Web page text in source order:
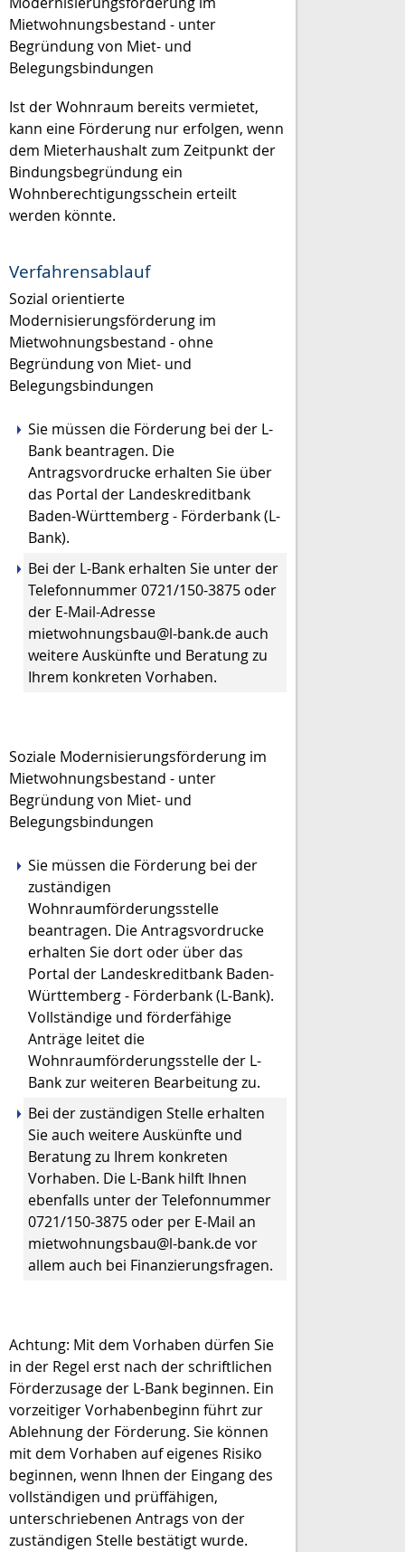
Mietwohnungsbestand - unter
Begründung von Miet- und
Belegungsbindungen
Ist der Wohnraum bereits vermietet,
kann eine Förderung nur erfolgen, wenn
dem Mieterhaushalt zum Zeitpunkt der
Bindungsbegründung ein
Wohnberechtigungsschein erteilt
werden könnte.
Verfahrensablauf
Sozial orientierte
Modernisierungsförderung im
Mietwohnungsbestand - ohne
Begründung von Miet- und
Belegungsbindungen
Sie müssen die Förderung bei der L-
Bank beantragen. Die
Antragsvordrucke erhalten Sie über
das Portal der Landeskreditbank
Baden-Württemberg - Förderbank (L-
Bank).
Bei der L-Bank erhalten Sie unter der
Telefonnummer 0721/150-3875 oder
der E-Mail-Adresse
mietwohnungsbau@l-bank.de auch
weitere Auskünfte und Beratung zu
Ihrem konkreten Vorhaben.
Soziale Modernisierungsförderung im
Mietwohnungsbestand - unter
Begründung von Miet- und
Belegungsbindungen
Sie müssen die Förderung bei der
zuständigen
Wohnraumförderungsstelle
beantragen. Die Antragsvordrucke
erhalten Sie dort oder über das
Portal der Landeskreditbank Baden-
Württemberg - Förderbank (L-Bank).
Vollständige und förderfähige
Anträge leitet die
Wohnraumförderungsstelle der L-
Bank zur weiteren Bearbeitung zu.
Bei der zuständigen Stelle erhalten
Sie auch weitere Auskünfte und
Beratung zu Ihrem konkreten
Vorhaben. Die L-Bank hilft Ihnen
ebenfalls unter der Telefonnummer
0721/150-3875 oder per E-Mail an
mietwohnungsbau@l-bank.de vor
allem auch bei Finanzierungsfragen.
Achtung: Mit dem Vorhaben dürfen Sie
in der Regel erst nach der schriftlichen
Förderzusage der L-Bank beginnen. Ein
vorzeitiger Vorhabenbeginn führt zur
Ablehnung der Förderung. Sie können
mit dem Vorhaben auf eigenes Risiko
beginnen, wenn Ihnen der Eingang des
vollständigen und prüffähigen,
unterschriebenen Antrags von der
zuständigen Stelle bestätigt wurde.